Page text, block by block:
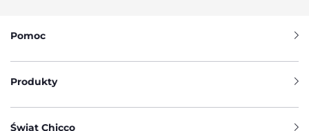
Pomoc
Produkty
Świat Chicco